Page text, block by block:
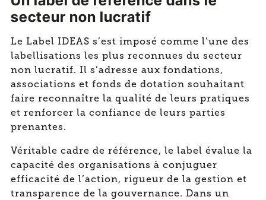
secteur non lucratif
Le Label IDEAS s’est imposé comme l’une des
labellisations les plus reconnues du secteur
non lucratif. Il s’adresse aux fondations,
associations et fonds de dotation souhaitant
faire reconnaître la qualité de leurs pratiques
et renforcer la confiance de leurs parties
prenantes.
Véritable cadre de référence, le label évalue la
capacité des organisations à conjuguer
efficacité de l’action, rigueur de la gestion et
transparence de la gouvernance. Dans un